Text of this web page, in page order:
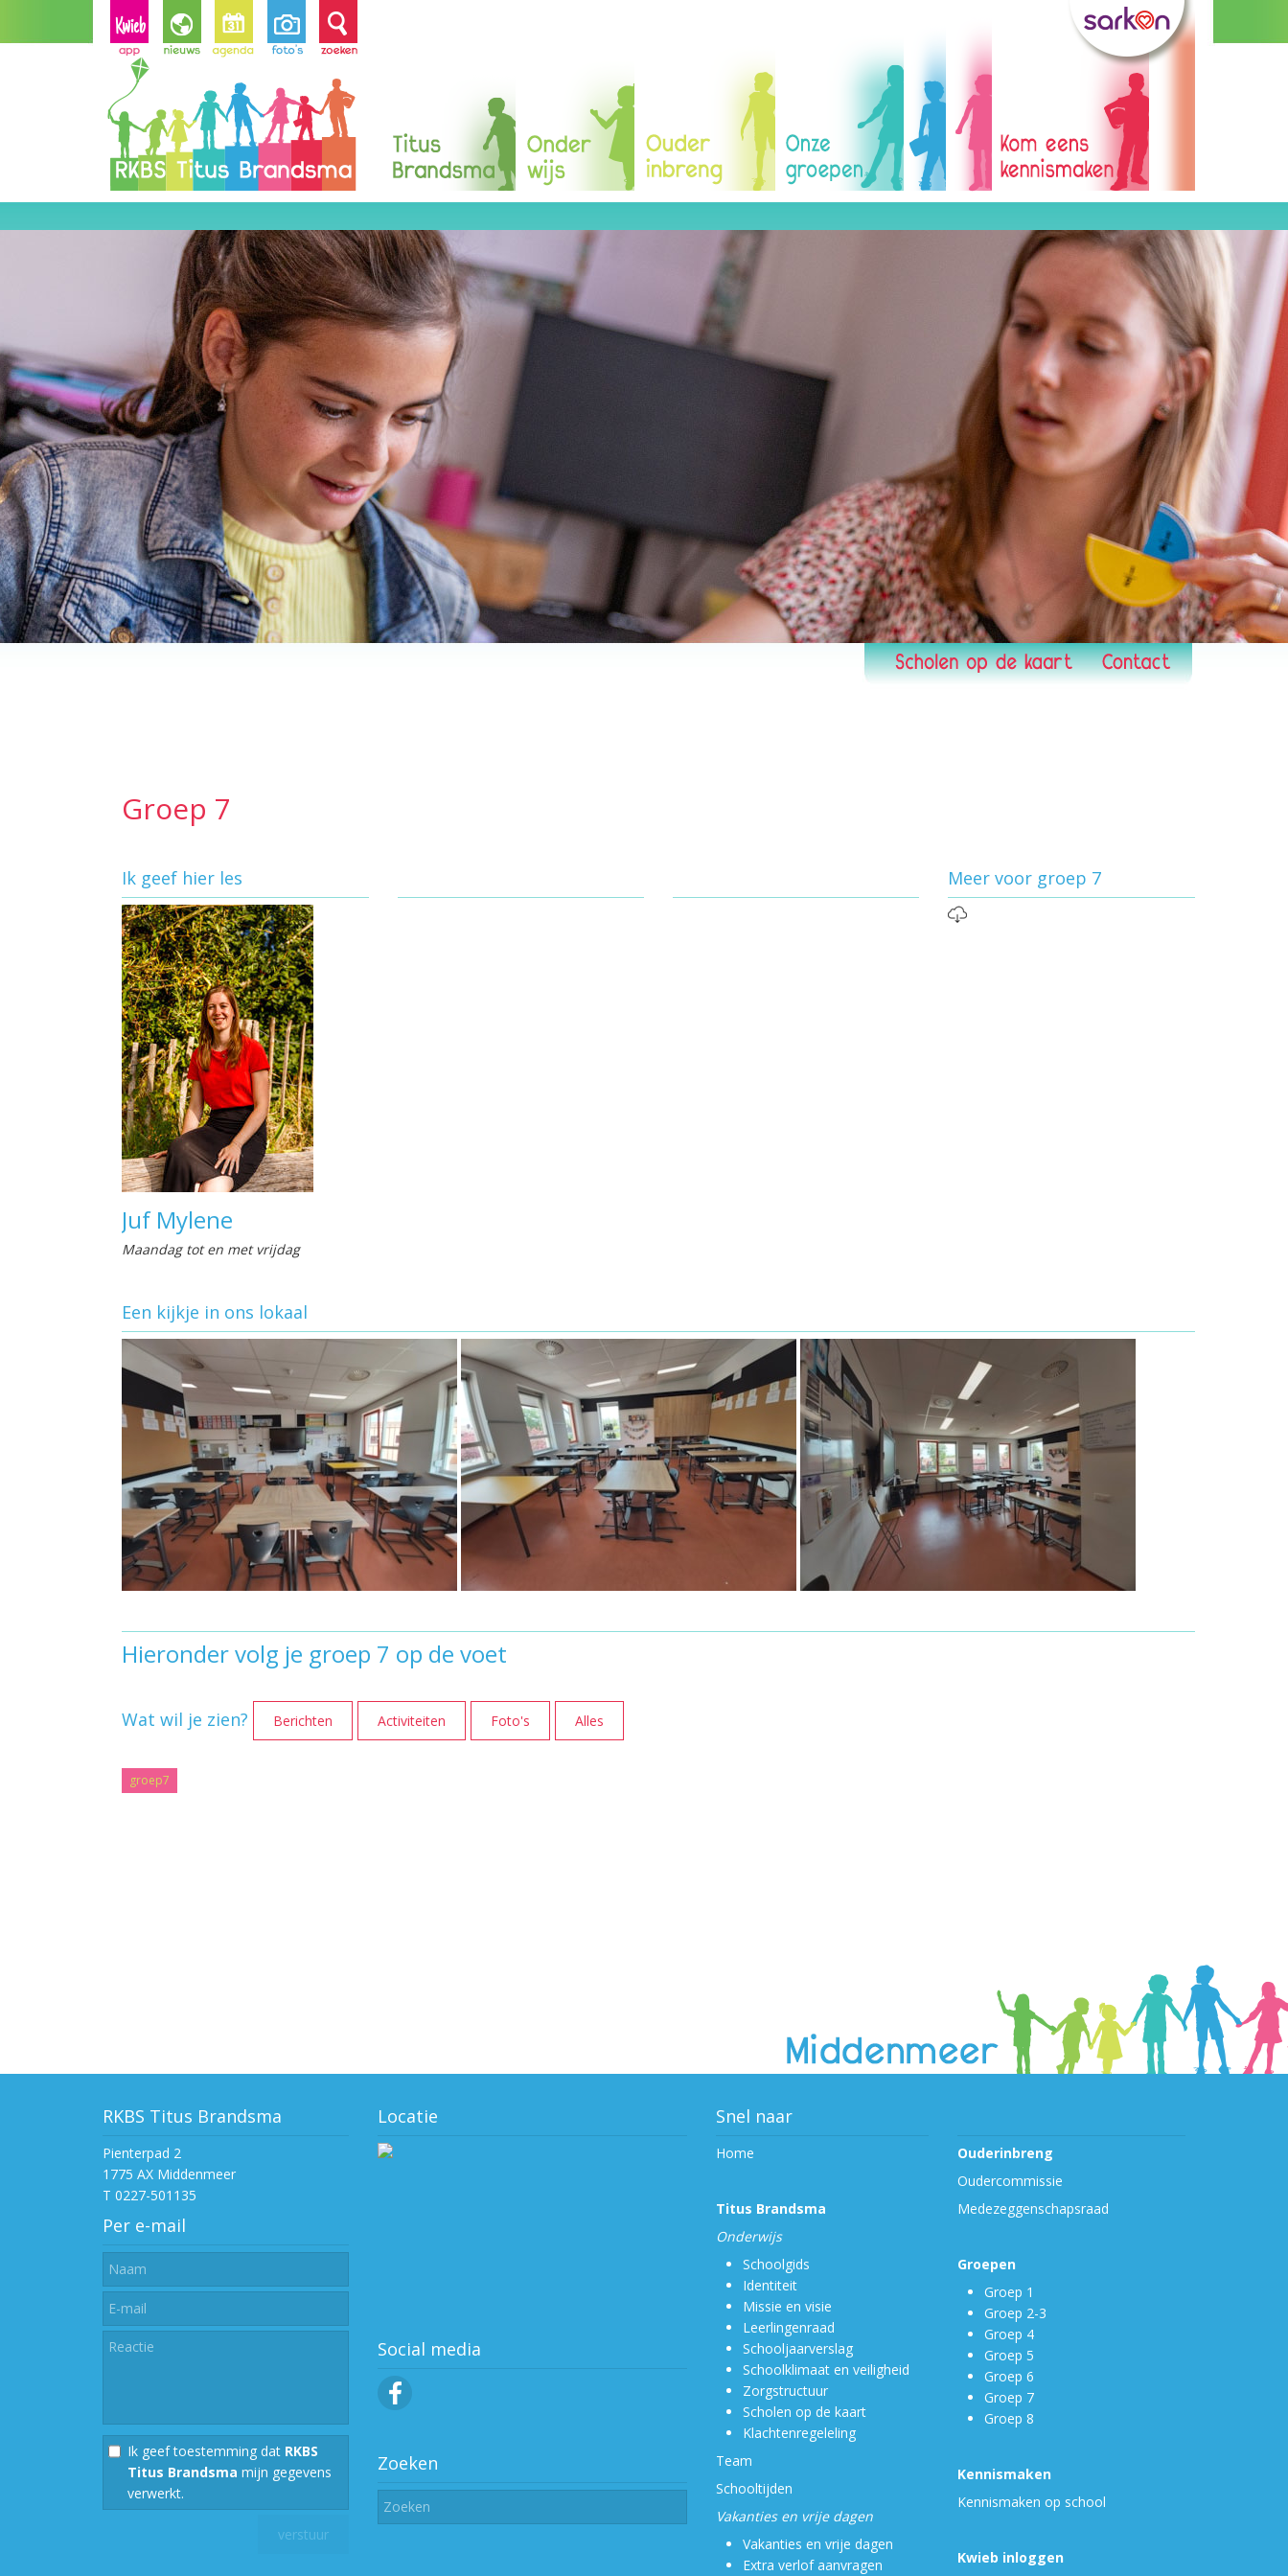
Groep 7
Ik geef hier les
Juf Mylene
Maandag tot en met vrijdag
Meer voor groep 7
Een kijkje in ons lokaal
Hieronder volg je groep 7 op de voet
Wat wil je zien? Berichten Activiteiten Foto's Alles
groep7
RKBS Titus Brandsma
Pienterpad 2
1775 AX Middenmeer
T 0227-501135
Per e-mail
Ik geef toestemming dat RKBS
Titus Brandsma mijn gegevens
verwerkt.
Locatie
Social media
Zoeken
Snel naar
Home
Titus Brandsma
Onderwijs
Schoolgids
Identiteit
Missie en visie
Leerlingenraad
Schooljaarverslag
Schoolklimaat en veiligheid
Zorgstructuur
Scholen op de kaart
Klachtenregeleling
Team
Schooltijden
Vakanties en vrije dagen
Vakanties en vrije dagen
Extra verlof aanvragen
Ouderinbreng
Oudercommissie
Medezeggenschapsraad
Groepen
Groep 1
Groep 2-3
Groep 4
Groep 5
Groep 6
Groep 7
Groep 8
Kennismaken
Kennismaken op school
Kwieb inloggen